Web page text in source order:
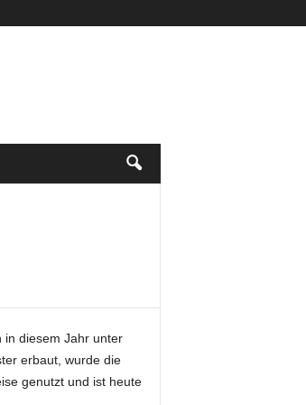
in diesem Jahr unter
erbaut, wurde die
genutzt und ist heute